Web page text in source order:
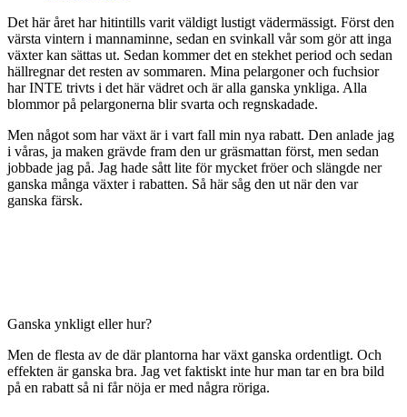
Det här året har hitintills varit väldigt lustigt vädermässigt. Först den
värsta vintern i mannaminne, sedan en svinkall vår som gör att inga
växter kan sättas ut. Sedan kommer det en stekhet period och sedan
hällregnar det resten av sommaren. Mina pelargoner och fuchsior
har INTE trivts i det här vädret och är alla ganska ynkliga. Alla
blommor på pelargonerna blir svarta och regnskadade.
Men något som har växt är i vart fall min nya rabatt. Den anlade jag
i våras, ja maken grävde fram den ur gräsmattan först, men sedan
jobbade jag på. Jag hade sått lite för mycket fröer och slängde ner
ganska många växter i rabatten. Så här såg den ut när den var
ganska färsk.
Ganska ynkligt eller hur?
Men de flesta av de där plantorna har växt ganska ordentligt. Och
effekten är ganska bra. Jag vet faktiskt inte hur man tar en bra bild
på en rabatt så ni får nöja er med några röriga.